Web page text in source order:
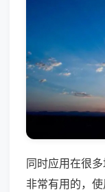
同时应用在很
非常有用的，